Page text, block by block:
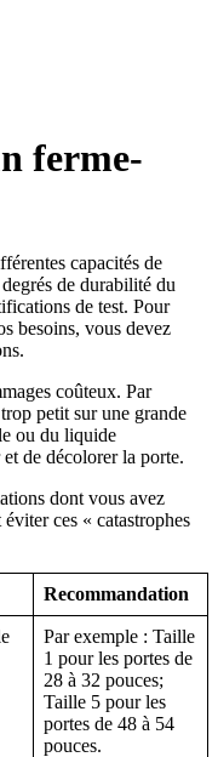
ferme-
capacités de
de durabilité du
de test. Pour
besoins, vous devez
coûteux. Par
petit sur une grande
ou du liquide
de décolorer la porte.
dont vous avez
ces « catastrophes
Recommandation
Par exemple : Taille
1 pour les portes de
28 à 32 pouces;
Taille 5 pour les
portes de 48 à 54
pouces.